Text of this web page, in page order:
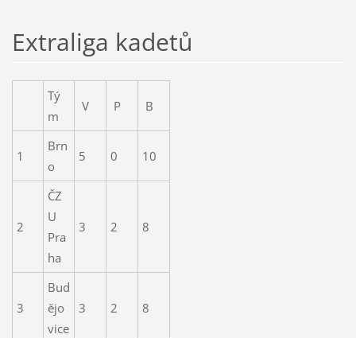
Extraliga kadetů
Tý
m
V P B
1
Brn
o
5 0 10
2
ČZ
U
Pra
ha
3 2 8
3
Bud
ějo
vice
3 2 8